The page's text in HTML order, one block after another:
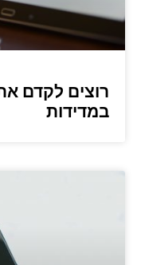
רוצים לקדם
במדידות